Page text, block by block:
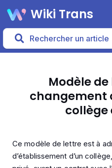
Wiki Trans
Modèle
changement
collège
Ce modèle de lettre est à
d’établissement d’un